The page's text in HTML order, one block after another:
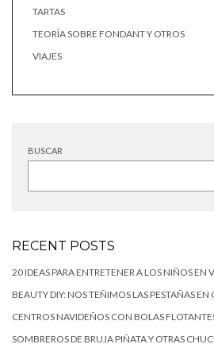
TARTAS
TEORÍA SOBRE FONDANT Y OTROS
VIAJES
BUSCAR
RECENT POSTS
20 IDEAS PARA ENTRETENER A LOS NIÑOS EN
BEAUTY DIY: NOS TEÑIMOS LAS PESTAÑAS EN
CENTROS NAVIDEÑOS CON BOLAS
SOMBREROS DE BRUJA PIÑATA Y OTRAS